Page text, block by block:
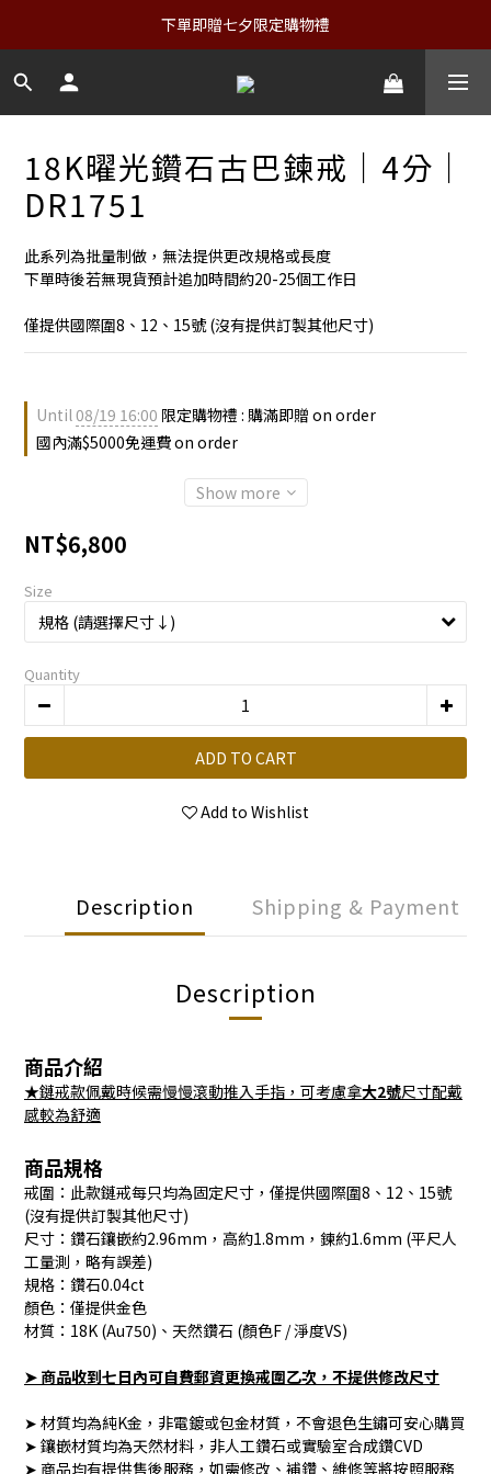
下單即贈七夕限定購物禮
18K曜光鑽石古巴鍊戒｜4分｜
DR1751
此系列為批量制做，無法提供更改規格或長度
下單時後若無現貨預計追加時間約20-25個工作日
僅提供國際圍8、12、15號 (沒有提供訂製其他尺寸)
Until08/19 16:00 限定購物禮 : 購滿即贈 on order
國內滿$5000免運費 on order
Show more
NT$6,800
Size
Quantity
ADD TO CART
Add to Wishlist
Description Shipping & Payment
Description
商品介紹
★鏈戒款佩戴時候需慢慢滾動推入手指，可考慮拿大2號尺寸配戴
感較為舒適
商品規格
戒圍：此款鏈戒每只均為固定尺寸，僅提供國際圍8、12、15號
(沒有提供訂製其他尺寸)
尺寸：鑽石鑲嵌約2.96mm，高約1.8mm，鍊約1.6mm (平尺人
工量測，略有誤差)
規格：鑽石0.04ct
顏色：僅提供金色
材質：18K (Au750)、天然鑽石 (顏色F / 淨度VS)
➤ 商品收到七日內可自費郵資更換戒圍乙次，不提供修改尺寸
➤ 材質均為純K金，非電鍍或包金材質，不會退色生鏽可安心購買
➤ 鑲嵌材質均為天然材料，非人工鑽石或實驗室合成鑽CVD
➤ 商品均有提供售後服務，如需修改、補鑽、維修等將按照服務